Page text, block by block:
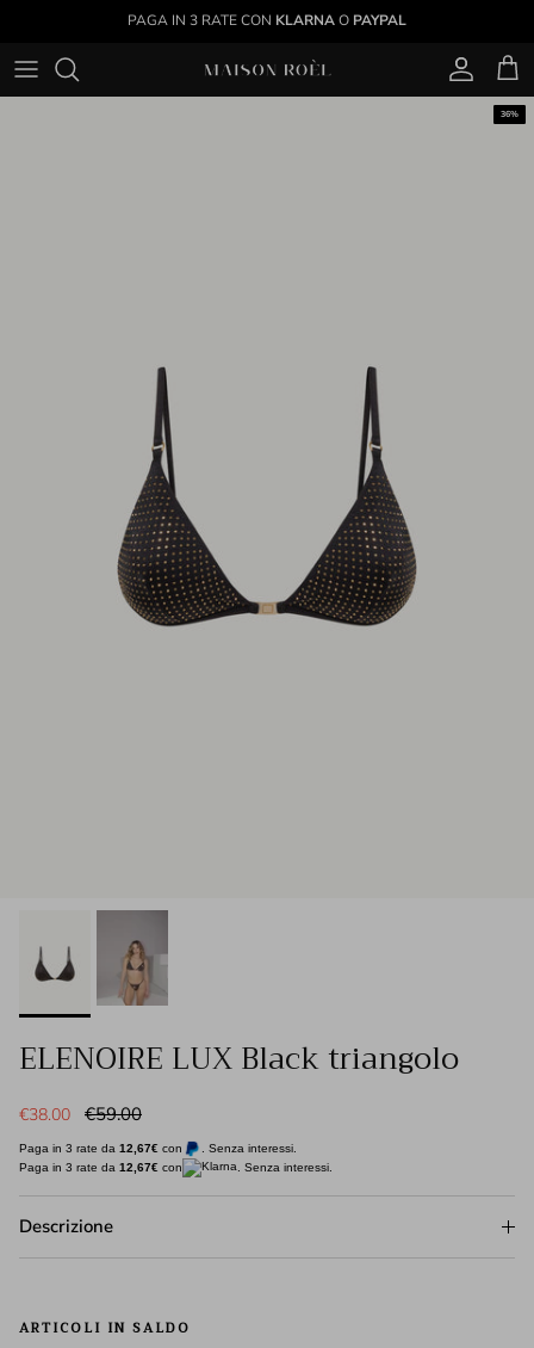
Passa ai contenutiPAGA IN 3 RATE CON KLARNAO PAYPAL
Account
ELENOIRE LUX Black triangolo
Prezzo di vendita
€38.00 Prezzo normale
€59.00
Paga in 3 rate da 12,67€ con
. Senza interessi.
Paga in 3 rate da 12,67€ con . Senza interessi.
Descrizione
ARTICOLI IN SALDO